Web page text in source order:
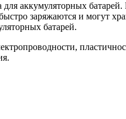
аккумуляторных
заряжаются и могут
батарей.